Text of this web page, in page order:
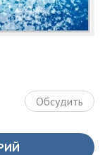
Обсудить